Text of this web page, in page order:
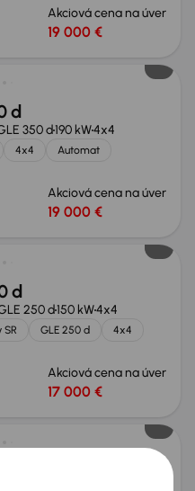
Akciová cena na úver
19 000 €
d
350 d190 kW4x4
4x4
Automat
Akciová cena na úver
19 000 €
d
250 d150 kW4x4
GLE 250 d
4x4
Akciová cena na úver
17 000 €